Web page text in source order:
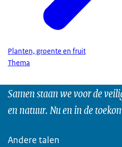
Planten, groente en fruit
Thema
Samen staan we voor de
en natuur. Nu en in de
Andere talen